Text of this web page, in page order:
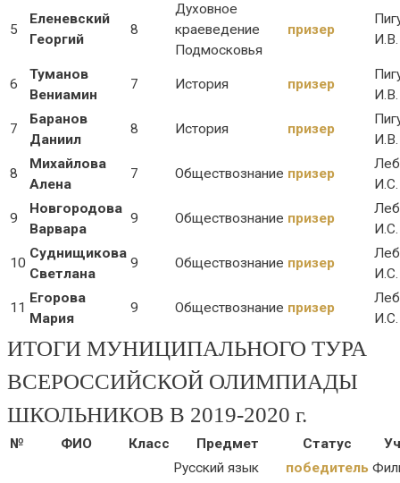
5
Еленевский
Георгий
8
Духовное
краеведение
Подмосковья
призер
И.В.
6
Туманов
Вениамин
7 История призер
И.В.
7
Баранов
Даниил
8 История призер
И.В.
8
Михайлова
Алена
7 Обществознание призер
И.С.
9
Новгородова
Варвара
9 Обществознание призер
И.С.
10
Суднищикова
Светлана
9 Обществознание призер
И.С.
11
Егорова
Мария
9 Обществознание призер
И.С.
ИТОГИ МУНИЦИПАЛЬНОГО ТУРА
ВСЕРОССИЙСКОЙ ОЛИМПИАДЫ
ШКОЛЬНИКОВ В 2019-2020 г.
№ ФИО Класс Предмет Статус
Русский язык победитель